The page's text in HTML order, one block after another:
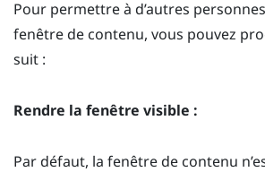
Pour permettre à d’autres
fenêtre de contenu, vous pouvez
suit :
Rendre la fenêtre visible :
Par défaut, la fenêtre de contenu